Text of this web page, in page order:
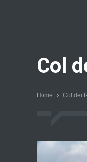
Col
Home Col dei